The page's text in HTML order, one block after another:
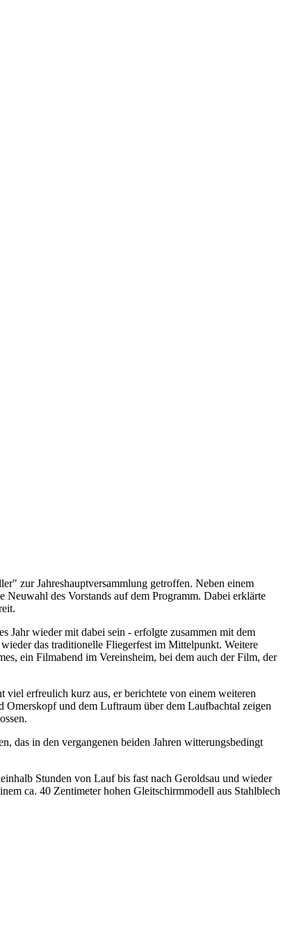
zur Jahreshauptversammlung getroffen. Neben einem
Neuwahl des Vorstands auf dem Programm. Dabei erklärte
Jahr wieder mit dabei sein - erfolgte zusammen mit dem
das traditionelle Fliegerfest im Mittelpunkt. Weitere
ein Filmabend im Vereinsheim, bei dem auch der Film, der
erfreulich kurz aus, er berichtete von einem weiteren
und dem Luftraum über dem Laufbachtal zeigen
das in den vergangenen beiden Jahren witterungsbedingt
Stunden von Lauf bis fast nach Geroldsau und wieder
ca. 40 Zentimeter hohen Gleitschirmmodell aus Stahlblech